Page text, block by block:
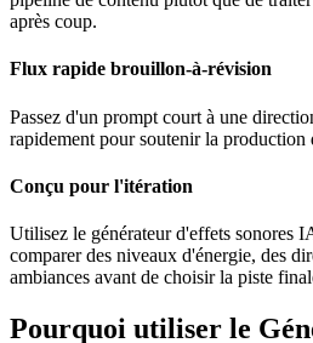
après coup.
Flux rapide brouillon-à-révision
Passez d'un prompt court à une
rapidement pour soutenir la production
Conçu pour l'itération
Utilisez le générateur d'effets sonores
comparer des niveaux d'énergie, des
ambiances avant de choisir la piste
Pourquoi utiliser le